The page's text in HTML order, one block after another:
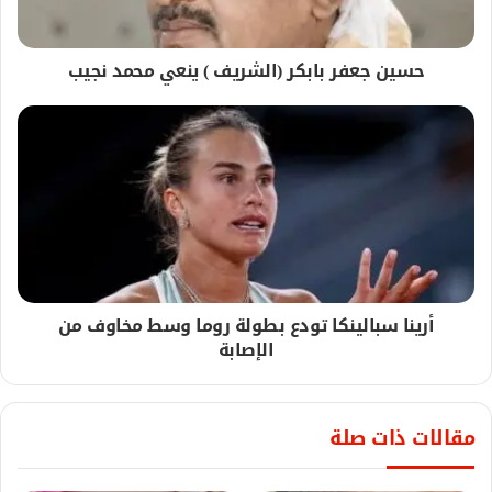
حسين جعفر بابكر (الشريف ) ينعي محمد نجيب
أرينا سبالينكا تودع بطولة روما وسط مخاوف من
الإصابة
مقالات ذات صلة